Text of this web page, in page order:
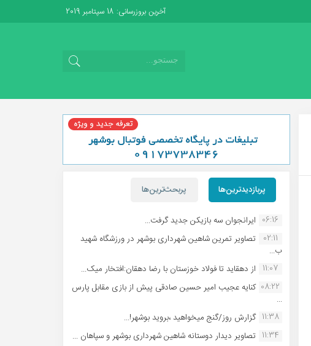
آخرین بروزرسانی: 18 سپتامبر 2019
پربازدیدترین‌ها پربحث‌ترین‌ها
06:16 ایرانجوان سه بازیکن جدید گرفت...
02:11
تصاویر تمرین شاهین شهردارى بوشهر در ورزشگاه شهید
ب...
11:07 از دهقاید تا فولاد خوزستان با رضا دهقان:افتخار میک...
08:22 کنایه عجیب امیر حسین صادقی پیش از بازی مقابل پارس
...
11:38 گزارش روز/گنج میخواهید ،بروید بوشهر!...
11:34 تصاویر دیدار دوستانه شاهین شهردارى بوشهر و سپاهان ...